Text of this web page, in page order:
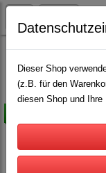
Weidezaun Restposten
Dieser Shop
(z.B. für den
diesen Shop und